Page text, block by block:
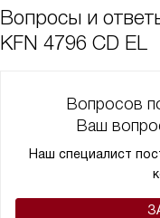
Вопросы и
KFN 4796 CD EL
Вопросов
Ваш
Наш специалист